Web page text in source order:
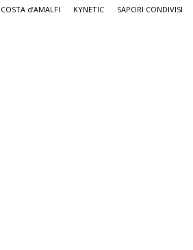
COSTA d’AMALFI KYNETIC SAPORI CONDIVISI